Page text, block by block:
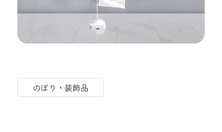
のぼり・装飾品